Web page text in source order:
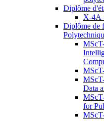
Diplôme
X-4A
Diplôme de
Data
for